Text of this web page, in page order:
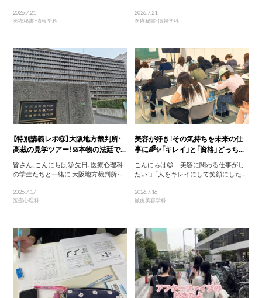
2026.7.21
医療秘書・情報学科
2026.7.21
医療秘書・情報学科
【特別講義レポ⑥】大阪地方裁判所・
高裁の見学ツアー！⚖️本物の法廷で...
皆さん、こんにちは😌 先日、医療心理科
の学生たちと一緒に 大阪地方裁判所・...
2026.7.17
医療心理科
美容が好き！その気持ちを未来の仕
事に🌈✨「キレイ」と「資格」どっち...
こんにちは😊 「美容に関わる仕事がし
たい！」 「人をキレイにして笑顔にした...
2026.7.16
鍼灸美容学科